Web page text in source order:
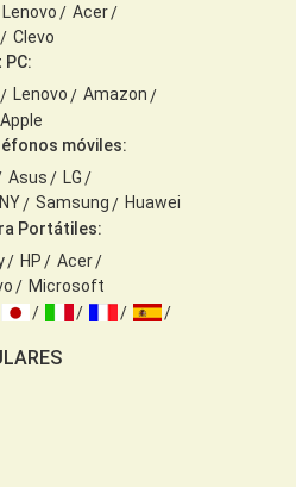
Lenovo
Acer
Clevo
Lenovo
Amazon
Apple
móviles:
Asus
LG
Samsung
Huawei
Portátiles:
HP
Acer
Microsoft